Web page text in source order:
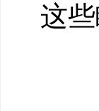
这